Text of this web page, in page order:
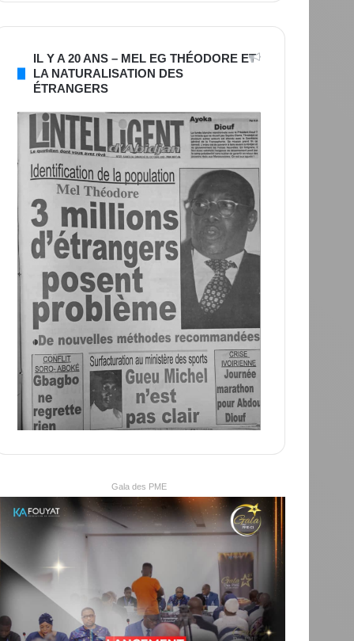
IL Y A 20 ANS – MEL EG THÉODORE ET
LA NATURALISATION DES
ÉTRANGERS
Gala des PME